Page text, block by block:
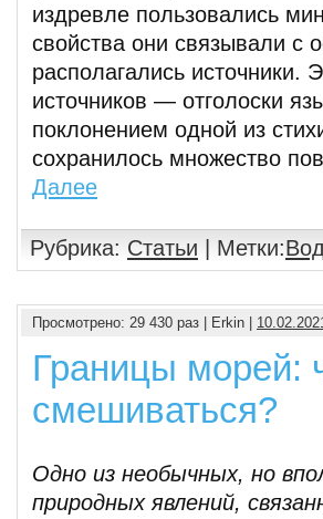
издревле пользовались
свойства они связывали с
располагались источники.
источников — отголоски
поклонением одной из
сохранилось множество
Далее
Рубрика: Статьи | Метки:
Просмотрено: 29 430 раз | Erkin |
Границы морей:
смешиваться?
Одно из необычных, но
природных явлений,